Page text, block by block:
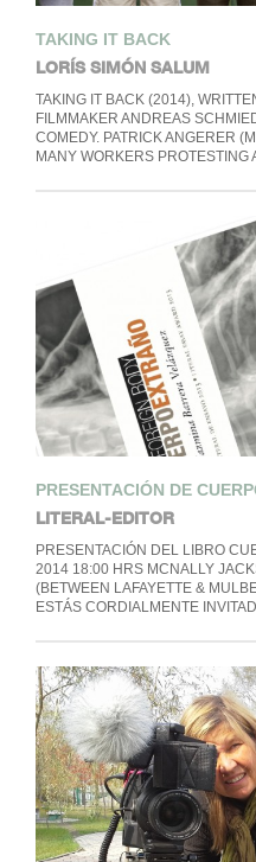
TAKING IT BACK
LORÍS SIMÓN SALUM
TAKING IT BACK (2014),
FILMMAKER ANDREAS
COMEDY. PATRICK ANGERER
MANY WORKERS
PRESENTACIÓN DE
LITERAL-EDITOR
PRESENTACIÓN DEL LIBRO
2014 18:00 HRS MCNALLY
(BETWEEN LAFAYETTE &
ESTÁS CORDIALMENTE